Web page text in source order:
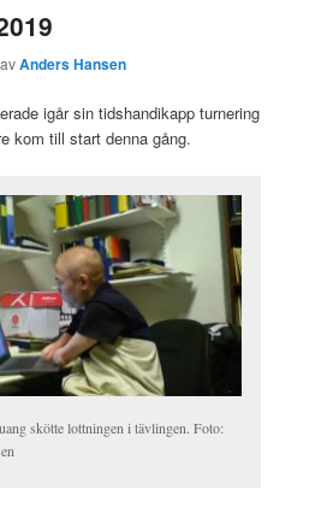
avAnders Hansen
igår sin tidshandikapp turnering
kom till start denna gång.
skötte lottningen i tävlingen. Foto: